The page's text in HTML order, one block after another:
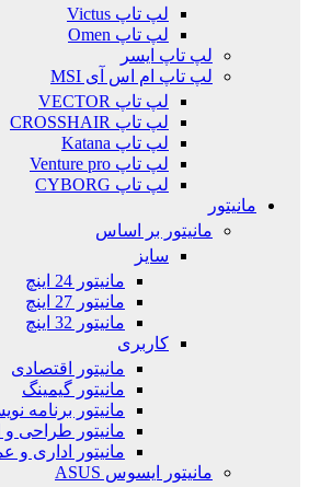
لپ تاپ Victus
لپ تاپ Omen
لپ تاپ ایسر
لپ تاپ ام اس آی MSI
لپ تاپ VECTOR
لپ تاپ CROSSHAIR
لپ تاپ Katana
لپ تاپ Venture pro
لپ تاپ CYBORG
مانیتور
مانیتور بر اساس
سایز
مانیتور 24 اینچ
مانیتور 27 اینچ
مانیتور 32 اینچ
کاربری
مانیتور اقتصادی
مانیتور گیمینگ
مانیتور برنامه
مانیتور طراحی و
مانیتور اداری و
مانیتور ایسوس ASUS